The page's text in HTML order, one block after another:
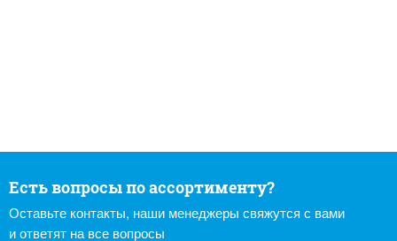
Есть вопросы по ассортименту?
Оставьте контакты, наши менеджеры свяжутся с вами
и ответят на все вопросы